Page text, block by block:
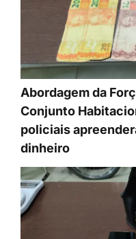
Abordagem da
Conjunto
policiais
dinheiro